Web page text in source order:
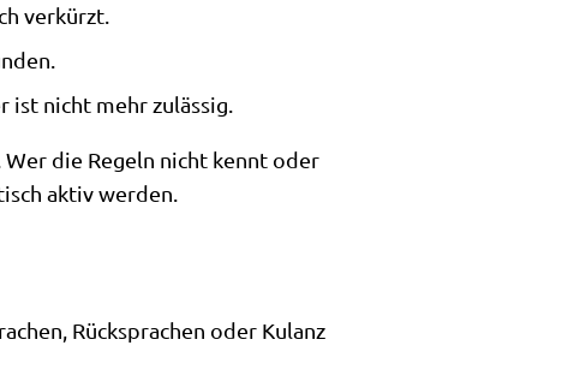
verkürzt.
ist nicht mehr zulässig.
. Wer die Regeln nicht kennt oder
aktiv werden.
Rücksprachen oder Kulanz